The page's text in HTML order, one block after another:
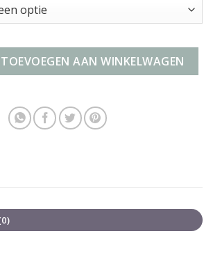
aantal
TOEVOEGEN AAN WINKELWAGEN